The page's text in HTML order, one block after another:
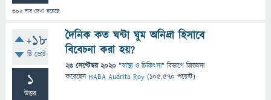
302বার দেখা হয়েছে
+18
টি ভোট
1
উত্তর
দৈনিক কত ঘন্টা ঘুম অনিদ্রা হিসাবে
বিবেচনা করা হয়?
23 সেপ্টেম্বর 2020 "স্বাস্থ্য ও চিকিৎসা" বিভাগে জিজ্ঞাসা
করেছেনHABA Audrita Roy (105,570 পয়েন্ট)